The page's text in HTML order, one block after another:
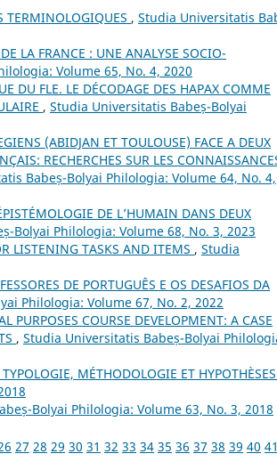
TERMINOLOGIQUES , Studia Universitatis
LA FRANCE : UNE ANALYSE SOCIO-
Volume 65, No. 4, 2020
DU FLE. LE DÉCODAGE DES HAPAX COMME
, Studia Universitatis Babeș-Bolyai
(ABIDJAN ET TOULOUSE) FACE A DEUX
RECHERCHES SUR LES
Babeș-Bolyai Philologia: Volume 64, No. 4,
DE L’HUMAIN DANS DEUX
Bolyai Philologia: Volume 68, No. 3, 2023
LISTENING TASKS AND ITEMS , Studia
DE PORTUGUÊS E OS DESAFIOS DA
Philologia: Volume 67, No. 2, 2022
PURPOSES COURSE DEVELOPMENT: A CASE
, Studia Universitatis Babeș-Bolyai
MÉTHODOLOGIE ET HYPOTHÈSES
Bolyai Philologia: Volume 63, No. 3, 2018
27 28 29 30 31 32 33 34 35 36 37 38 39 40 41